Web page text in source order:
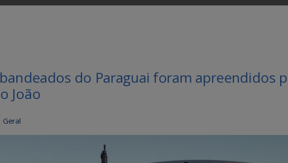
do Paraguai foram apreendidos
João
Geral